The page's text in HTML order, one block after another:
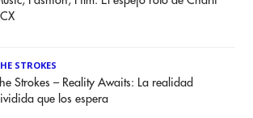
STROKES
Strokes – Reality Awaits: La realidad
que los espera